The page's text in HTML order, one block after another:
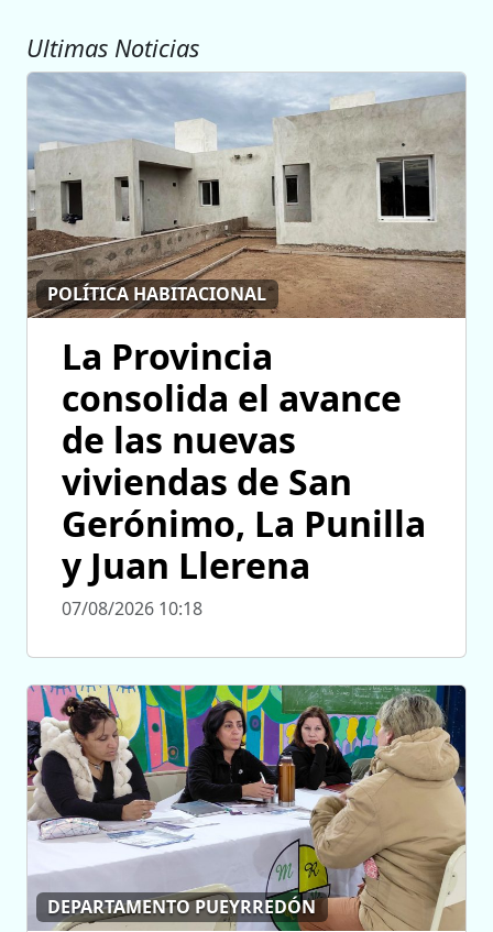
Ultimas Noticias
POLÍTICA HABITACIONAL
La Provincia
consolida el avance
de las nuevas
viviendas de San
Gerónimo, La Punilla
y Juan Llerena
07/08/2026 10:18
DEPARTAMENTO PUEYRREDÓN